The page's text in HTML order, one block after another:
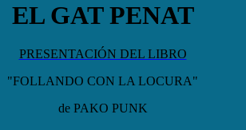
EL GAT PENAT
PRESENTACIÓN DEL LIBRO
"FOLLANDO CON LA LOCURA"
de PAKO PUNK